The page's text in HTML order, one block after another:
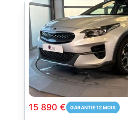
15 890 € GARANTIE 12 MOIS